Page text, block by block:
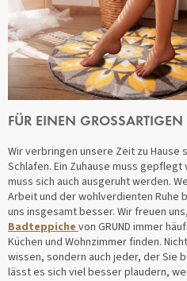
FÜR EINEN GROSSARTIGEN
Wir verbringen unsere Zeit zu Hause
Schlafen. Ein Zuhause muss
muss sich auch ausgeruht werden.
Arbeit und der wohlverdienten Ruhe
uns insgesamt besser. Wir freuen
Badteppiche von GRUND immer
Küchen und Wohnzimmer finden.
wissen, sondern auch jeder, der Sie
lässt es sich viel besser plaudern,